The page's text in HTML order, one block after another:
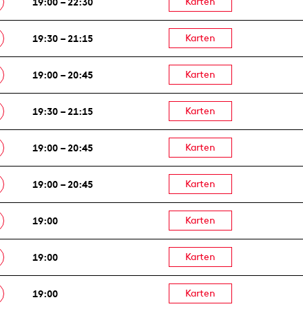
19:30 – 21:15 Karten
19:00 – 20:45 Karten
19:30 – 21:15 Karten
19:00 – 20:45 Karten
19:00 – 20:45 Karten
19:00 Karten
19:00 Karten
19:00 Karten